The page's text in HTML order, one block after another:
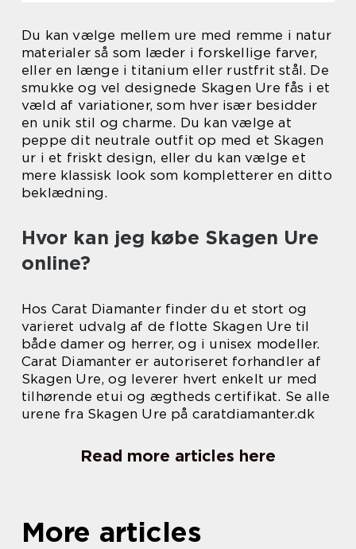
Du kan vælge mellem ure med remme i natur
materialer så som læder i forskellige farver,
eller en længe i titanium eller rustfrit stål. De
smukke og vel designede Skagen Ure fås i et
væld af variationer, som hver især besidder
en unik stil og charme. Du kan vælge at
peppe dit neutrale outfit op med et Skagen
ur i et friskt design, eller du kan vælge et
mere klassisk look som kompletterer en ditto
beklædning.
Hvor kan jeg købe Skagen Ure
online?
Hos Carat Diamanter finder du et stort og
varieret udvalg af de flotte Skagen Ure til
både damer og herrer, og i unisex modeller.
Carat Diamanter er autoriseret forhandler af
Skagen Ure, og leverer hvert enkelt ur med
tilhørende etui og ægtheds certifikat. Se alle
urene fra Skagen Ure på caratdiamanter.dk
Read more articles here
More articles